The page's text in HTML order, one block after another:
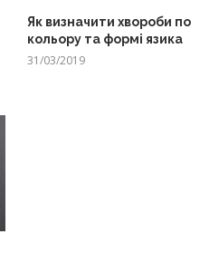
Як визначити хвороби по
кольору та формі язика
31/03/2019